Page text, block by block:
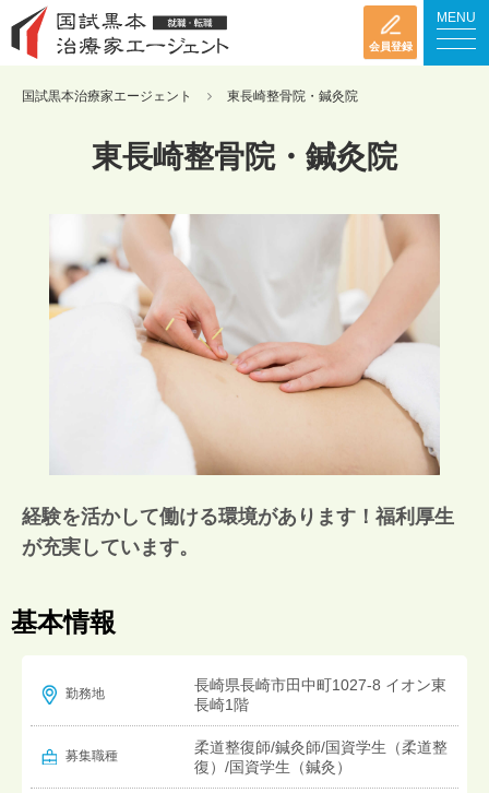
会員登録
MENU
国試黒本治療家エージェント 東長崎整骨院・鍼灸院
東長崎整骨院・鍼灸院
経験を活かして働ける環境があります！福利厚生
が充実しています。
基本情報
勤務地
長崎県長崎市田中町1027-8 イオン東
長崎1階
募集職種
柔道整復師/鍼灸師/国資学生（柔道整
復）/国資学生（鍼灸）